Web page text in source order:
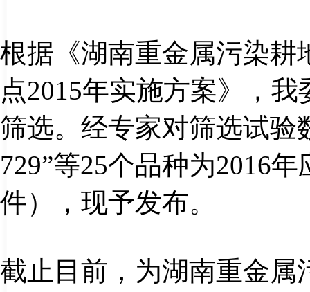
根据《湖南重金属污染耕
点2015年实施方案》，我
筛选。经专家对筛选试验
729”等25个品种为2016年
件），现予发布。
截止目前，为湖南重金属